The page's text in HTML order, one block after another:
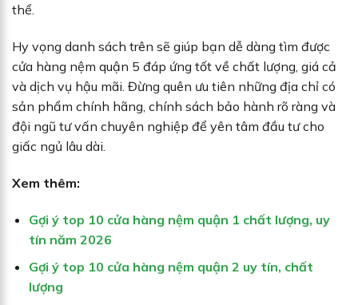
thể.
Hy vọng danh sách trên sẽ giúp bạn dễ dàng tìm được
cửa hàng nệm quận 5 đáp ứng tốt về chất lượng, giá cả
và dịch vụ hậu mãi. Đừng quên ưu tiên những địa chỉ có
sản phẩm chính hãng, chính sách bảo hành rõ ràng và
đội ngũ tư vấn chuyên nghiệp để yên tâm đầu tư cho
giấc ngủ lâu dài.
Xem thêm:
Gợi ý top 10 cửa hàng nệm quận 1 chất lượng, uy
tín năm 2026
Gợi ý top 10 cửa hàng nệm quận 2 uy tín, chất
lượng